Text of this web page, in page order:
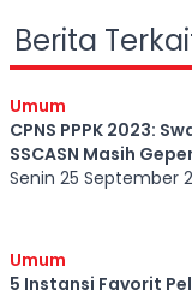
Berita
Umum
CPNS PPPK 2023:
SSCASN Masih
Pakai Laptop?
Senin 25 September
Umum
5 Instansi Favorit